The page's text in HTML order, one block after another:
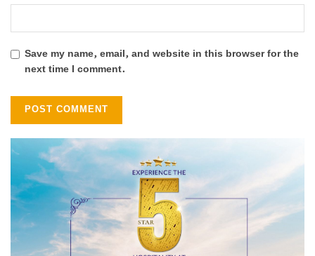
Save my name, email, and website in this browser for the
next time I comment.